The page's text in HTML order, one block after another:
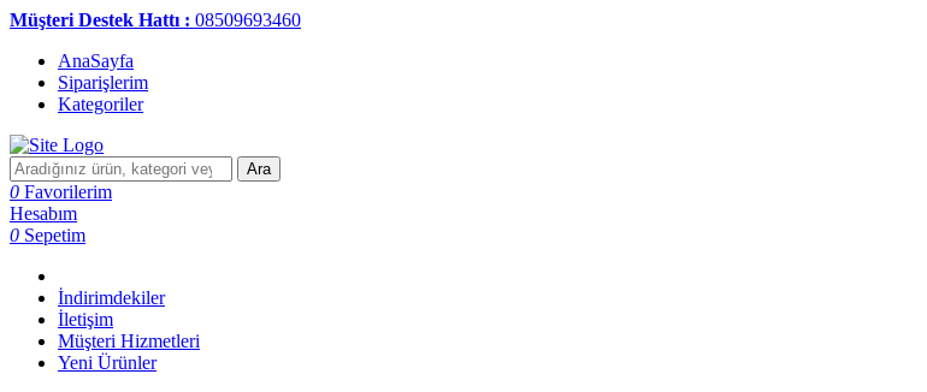
Müşteri Destek Hattı : 08509693460
AnaSayfa
Siparişlerim
Kategoriler
Ara
0 Favorilerim
Hesabım
0 Sepetim
İndirimdekiler
İletişim
Müşteri Hizmetleri
Yeni Ürünler